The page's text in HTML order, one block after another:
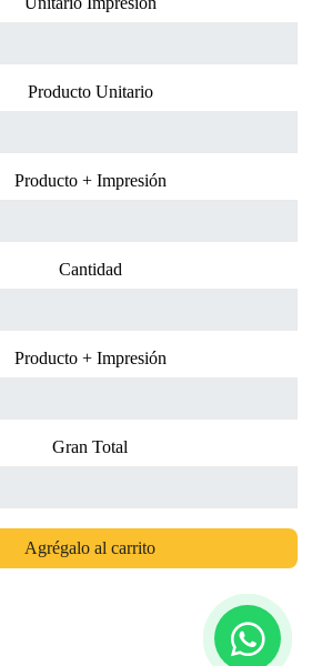
Producto Unitario
Producto + Impresión
Cantidad
Producto + Impresión
Gran Total
Agrégalo al carrito